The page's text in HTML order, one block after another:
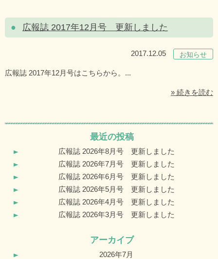
広報誌 2017年12月号 更新しました
2017.12.05 お知らせ
広報誌 2017年12月号はこちらから。...
» 続きを読む
最近の投稿
広報誌 2026年8月号 更新しました
広報誌 2026年7月号 更新しました
広報誌 2026年6月号 更新しました
広報誌 2026年5月号 更新しました
広報誌 2026年4月号 更新しました
広報誌 2026年3月号 更新しました
アーカイブ
2026年7月